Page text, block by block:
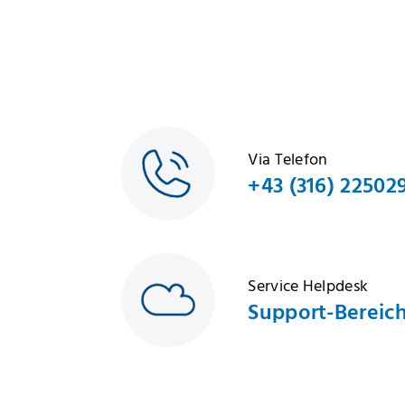
Via Telefon
+43 (316)
Service Helpdesk
Support-